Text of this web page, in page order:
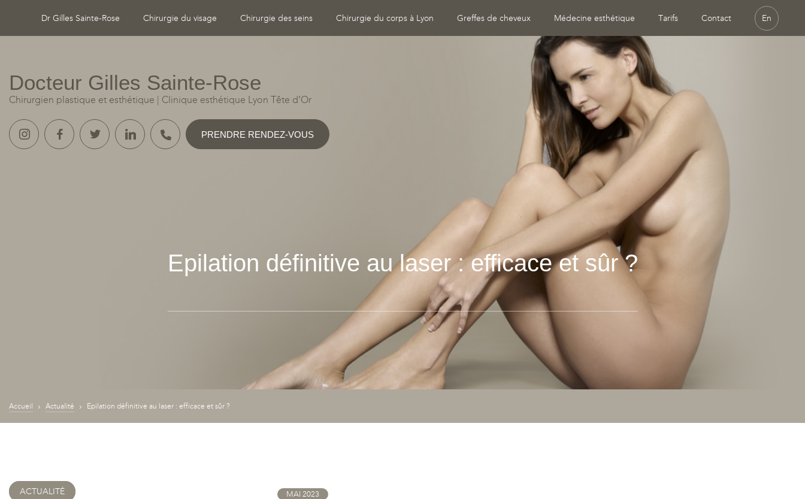
Dr Gilles Sainte-Rose Chirurgie du visage Chirurgie des seins Chirurgie du corps à Lyon Greffes de cheveux Médecine esthétique Tarifs Contact En
Docteur Gilles Sainte‑Rose
Chirurgien plastique et esthétique | Clinique esthétique Lyon Tête d’Or
PRENDRE RENDEZ-VOUS
Epilation définitive au laser : efficace et sûr ?
Accueil Actualité Epilation définitive au laser : efficace et sûr ?
MAI 2023
ACTUALITÉ